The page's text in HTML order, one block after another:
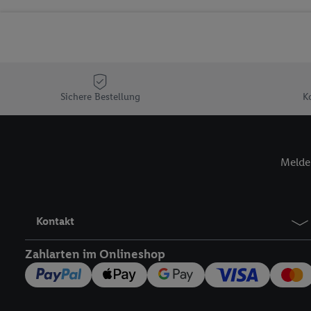
Sichere Bestellung
Kontakt
Zahlarten im Onlineshop
Sofern Sie hier Ihre
Plus-Konto einloggen,
zu erstellen (die
können, um Sie in
Hierzu wird von uns
Zudem erlauben Sie
den Lidl-Diensten
Wenn das der Fall ist,
Kundenkonto-
Insbesondere können
Nutzung der Utiq-
widerrufen - jederzeit
Telekommunikations-